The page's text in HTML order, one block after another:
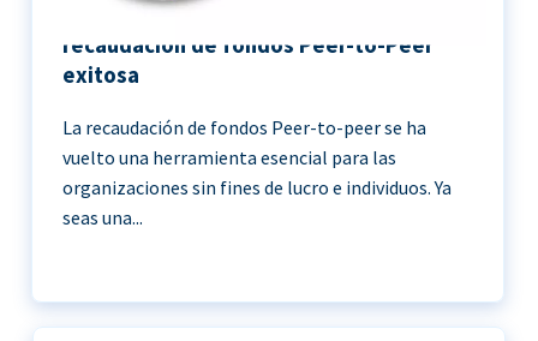
11 Mejores prácticas para una
recaudación de fondos Peer-to-Peer
exitosa
La recaudación de fondos Peer-to-peer se ha
vuelto una herramienta esencial para las
organizaciones sin fines de lucro e individuos. Ya
seas una...